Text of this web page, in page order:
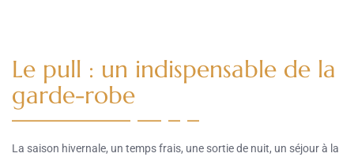
Le pull : un indispensable de la
garde-robe
La saison hivernale, un temps frais, une sortie de nuit, un séjour à la